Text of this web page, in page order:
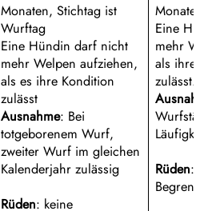
Monaten, Stichtag ist
Wurftag
Eine Hündin darf nicht
mehr Welpen aufziehen,
als es ihre Kondition
zulässt
Ausnahme: Bei
totgeborenem Wurf,
zweiter Wurf im gleichen
Kalenderjahr zulässig
Rüden: keine
Monaten
Eine
mehr
als ihre
zulässt.
Ausnahme
Rüden: